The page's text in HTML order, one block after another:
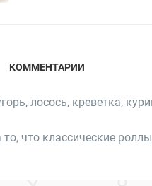
КОММЕНТАРИИ
лосось, креветка,
что классические